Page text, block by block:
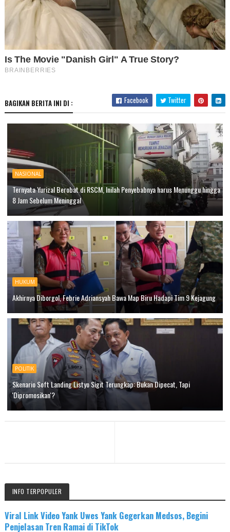
BAGIKAN BERITA INI DI : Facebook Twitter
NASIONAL
Ternyata Yurizal Berobat di RSCM, Inilah Penyebabnya harus Menunggu hingga
8 Jam Sebelum Meninggal
HUKUM
Akhirnya Diborgol, Febrie Adriansyah Bawa Map Biru Hadapi Tim 9 Kejagung
POLITIK
Skenario Soft Landing Listyo Sigit Terungkap: Bukan Dipecat, Tapi
'Dipromosikan'?
INFO TERPOPULER
Viral Link Video Yank Uwes Yank Gegerkan Medsos, Begini
Penjelasan Tren Ramai di TikTok